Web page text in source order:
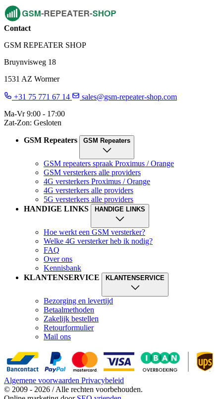
Contact
GSM REPEATER SHOP
Bruynvisweg 18
1531 AZ Wormer
+31 75 771 67 14
sales@gsm-repeater-shop.com
Ma-Vr 9:00 - 17:00
Zat-Zon: Gesloten
GSM Repeaters GSM Repeaters
GSM repeaters spraak Proximus / Orange
GSM versterkers alle providers
4G versterkers Proximus / Orange
4G versterkers alle providers
5G versterkers alle providers
HANDIGE LINKS
HANDIGE LINKS
Hoe werkt een GSM versterker?
Welke 4G versterker heb ik nodig?
FAQ
Over ons
Kennisbank
KLANTENSERVICE
KLANTENSERVICE
Bezorging en levertijd
Betaalmethoden
Zakelijk bestellen
Retourformulier
Mail ons
Algemene voorwaarden Privacybeleid
© 2009 - 2026 / Alle rechten voorbehouden.